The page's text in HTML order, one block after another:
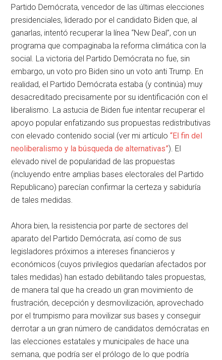
Partido Demócrata, vencedor de las últimas elecciones
presidenciales, liderado por el candidato Biden que, al
ganarlas, intentó recuperar la línea “New Deal”, con un
programa que compaginaba la reforma climática con la
social. La victoria del Partido Demócrata no fue, sin
embargo, un voto pro Biden sino un voto anti Trump. En
realidad, el Partido Demócrata estaba (y continúa) muy
desacreditado precisamente por su identificación con el
liberalismo. La astucia de Biden fue intentar recuperar el
apoyo popular enfatizando sus propuestas redistributivas
con elevado contenido social (ver mi artículo“El fin del
neoliberalismo y la búsqueda de alternativas”). El
elevado nivel de popularidad de las propuestas
(incluyendo entre amplias bases electorales del Partido
Republicano) parecían confirmar la certeza y sabiduría
de tales medidas.
Ahora bien, la resistencia por parte de sectores del
aparato del Partido Demócrata, así como de sus
legisladores próximos a intereses financieros y
económicos (cuyos privilegios quedarían afectados por
tales medidas) han estado debilitando tales propuestas,
de manera tal que ha creado un gran movimiento de
frustración, decepción y desmovilización, aprovechado
por el trumpismo para movilizar sus bases y conseguir
derrotar a un gran número de candidatos demócratas en
las elecciones estatales y municipales de hace una
semana, que podría ser el prólogo de lo que podría